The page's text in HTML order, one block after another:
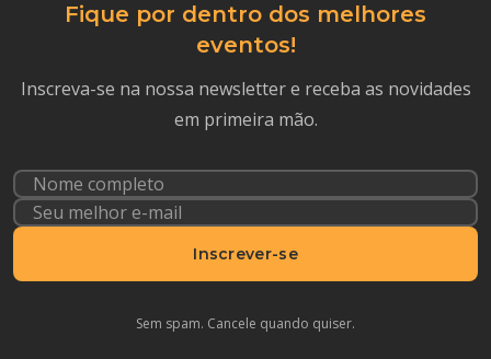
Fique por dentro dos melhores
eventos!
Inscreva-se na nossa newsletter e receba as novidades
em primeira mão.
Inscrever-se
Sem spam. Cancele quando quiser.